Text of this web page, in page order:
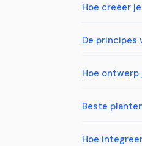
Hoe creëer
De principes
Hoe
Beste
Hoe